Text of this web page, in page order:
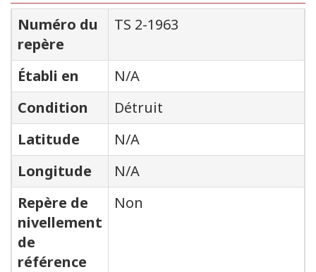
Numéro du
repère
TS 2-1963
Établi en
N/A
Condition
Détruit
Latitude
N/A
Longitude
N/A
Repère de
nivellement
de
référence
Non